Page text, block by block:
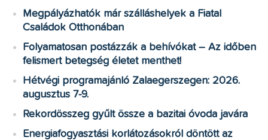
Megpályázhatók már szálláshelyek a Fiatal
Családok Otthonában
Folyamatosan postázzák a behívókat – Az időben
felismert betegség életet menthet!
Hétvégi programajánló Zalaegerszegen: 2026.
augusztus 7-9.
Rekordösszeg gyűlt össze a bazitai óvoda javára
Energiafogyasztási korlátozásokról döntött az